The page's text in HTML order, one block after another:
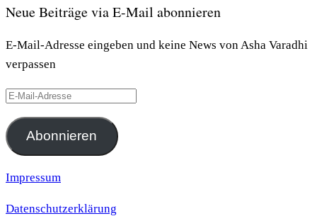
Neue Beiträge via E-Mail abonnieren
E-Mail-Adresse eingeben und keine News von Asha Varadhi
verpassen
E-
AdresseAbonnieren
Impressum
Datenschutzerklärung